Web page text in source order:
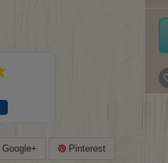
Google+ Pinterest